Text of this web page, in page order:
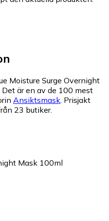
Moisture Surge Overnight
Det är en av de 100 mest
Ansiktsmask Prisjakt
23 butiker.
Mask 100ml